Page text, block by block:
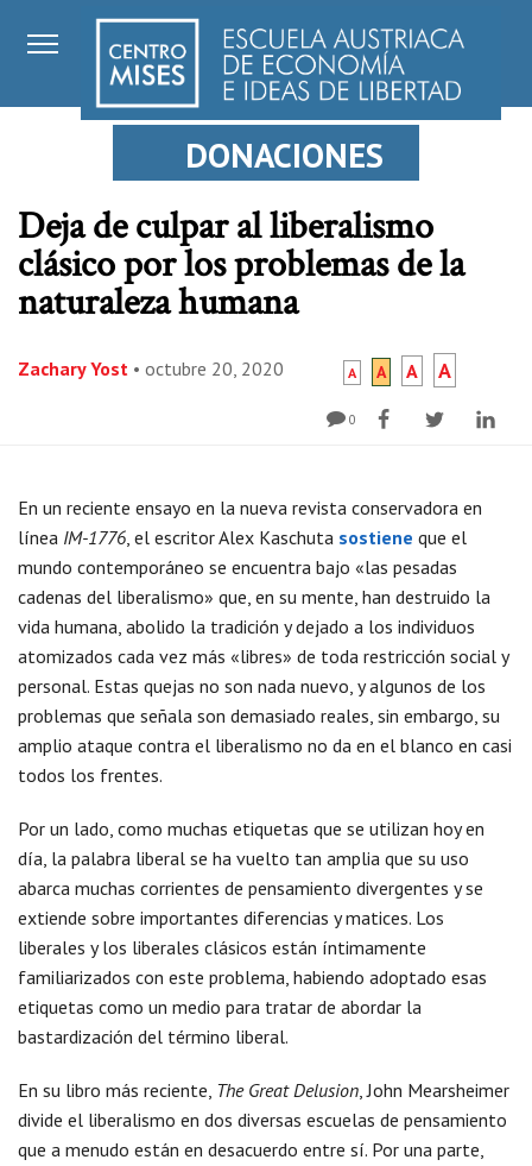
DONACIONES
Deja de culpar al liberalismo
clásico por los problemas de la
naturaleza humana
Zachary Yost • octubre 20, 2020 A A A A
0
En un reciente ensayo en la nueva revista conservadora en
línea IM-1776, el escritor Alex Kaschuta sostiene que el
mundo contemporáneo se encuentra bajo «las pesadas
cadenas del liberalismo» que, en su mente, han destruido la
vida humana, abolido la tradición y dejado a los individuos
atomizados cada vez más «libres» de toda restricción social y
personal. Estas quejas no son nada nuevo, y algunos de los
problemas que señala son demasiado reales, sin embargo, su
amplio ataque contra el liberalismo no da en el blanco en casi
todos los frentes.
Por un lado, como muchas etiquetas que se utilizan hoy en
día, la palabra liberal se ha vuelto tan amplia que su uso
abarca muchas corrientes de pensamiento divergentes y se
extiende sobre importantes diferencias y matices. Los
liberales y los liberales clásicos están íntimamente
familiarizados con este problema, habiendo adoptado esas
etiquetas como un medio para tratar de abordar la
bastardización del término liberal.
En su libro más reciente, The Great Delusion, John Mearsheimer
divide el liberalismo en dos diversas escuelas de pensamiento
que a menudo están en desacuerdo entre sí. Por una parte,